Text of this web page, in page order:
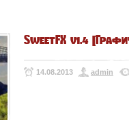
SweetFX v1.4
14.08.2013 admin